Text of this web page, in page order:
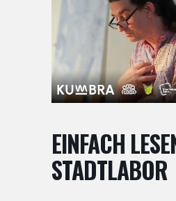
EINFACH
STADTLABOR